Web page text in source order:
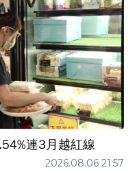
連3月越紅線
2026.08.06 21:57